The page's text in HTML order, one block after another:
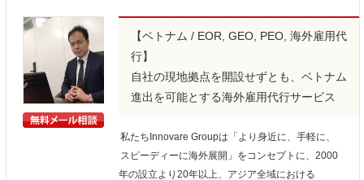
【ベトナム / EOR, GEO, PEO, 海外雇用代
行】
自社の現地拠点を開設せずとも、ベトナム
進出を可能とする海外雇用代行サービス
私たちInnovare Groupは「より身近に、手軽に、
スピーディーに海外展開」をコンセプトに、2000
年の設立より20年以上、アジア全域における